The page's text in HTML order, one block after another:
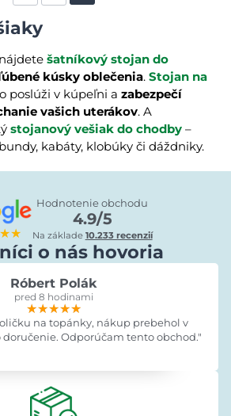
šatníkový stojan do
kúsky oblečenia. Stojan na
poslúži v kúpeľni a zabezpečí
vašich uterákov. A
stojanový vešiak do chodby –
kabáty, klobúky či dáždniky.
Hodnotenie obchodu
4.9/5
Na základe 10.233 recenzií
o nás hovoria
Róbert Polák
pred 8 hodinami
★★★★★
★★★★★
★★★★★
na topánky, nákup prebehol v
Odporúčam tento obchod."